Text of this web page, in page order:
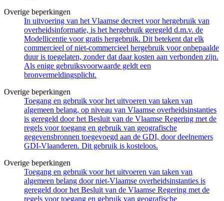
Overige beperkingen
In uitvoering van het Vlaamse decreet voor hergebruik van
overheidsinformatie, is het hergebruik geregeld d.m.v. de
Modellicentie voor gratis hergebruik. Dit betekent dat elk
commercieel of niet-commercieel hergebruik voor onbepaalde
duur is toegelaten, zonder dat daar kosten aan verbonden zijn.
Als enige gebruiksvoorwaarde geldt een
bronvermeldingsplicht.
Overige beperkingen
Toegang en gebruik voor het uitvoeren van taken van
algemeen belang, op niveau van Vlaamse overheidsinstanties
is geregeld door het Besluit van de Vlaamse Regering met de
regels voor toegang en gebruik van geografische
gegevensbronnen toegevoegd aan de GDI, door deelnemers
GDI-Vlaanderen. Dit gebruik is kosteloos.
Overige beperkingen
Toegang en gebruik voor het uitvoeren van taken van
algemeen belang door niet-Vlaamse overheidsinstanties is
geregeld door het Besluit van de Vlaamse Regering met de
regels voor toegang en gebruik van geografische